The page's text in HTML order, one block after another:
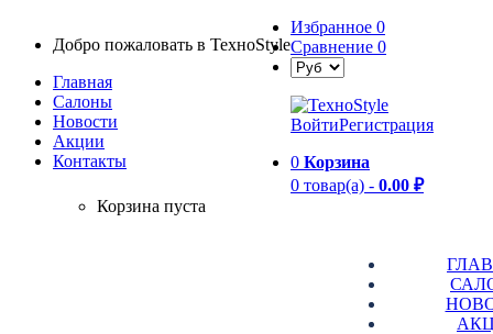
Добро пожаловать в TexноStyle
Главная
Салоны
Новости
Aкции
Контакты
Избранное 0
Сравнение 0
ВойтиРегистрация
0 Корзина
0 товар(а) - 0.00 ₽
Корзина пуста